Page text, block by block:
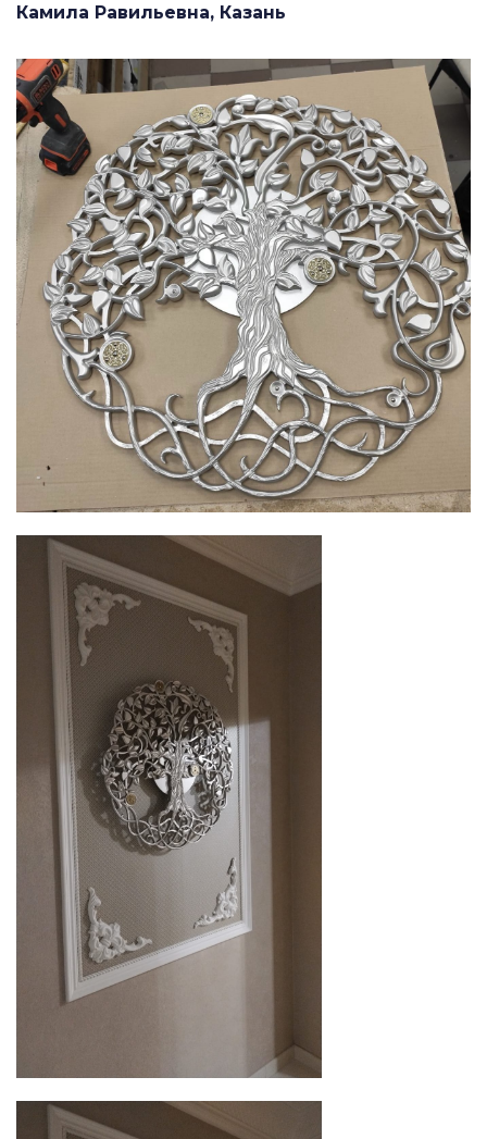
Камила Равильевна, Казань